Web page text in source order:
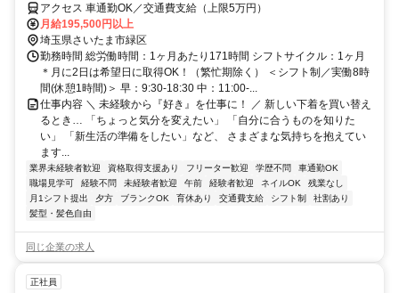
集)
アクセス 車通勤OK／交通費支給（上限5万円）
月給195,500円以上
埼玉県さいたま市緑区
勤務時間 総労働時間：1ヶ月あたり171時間 シフトサイクル：1ヶ月
＊月に2日は希望日に取得OK！（繁忙期除く） ＜シフト制／実働8時
間(休憩1時間)＞ 早：9:30-18:30 中：11:00-...
仕事内容 ＼ 未経験から『好き』を仕事に！ ／ 新しい下着を買い替え
るとき… 「ちょっと気分を変えたい」 「自分に合うものを知りた
い」 「新生活の準備をしたい」など、 さまざまな気持ちを抱えてい
ます...
業界未経験者歓迎 資格取得支援あり フリーター歓迎 学歴不問
車通勤OK
職場見学可
経験不問 未経験者歓迎 午前 経験者歓迎 ネイルOK
残業なし
月1シフト提出
夕方 ブランクOK 育休あり 交通費支給 シフト制
社割あり
髪型・髪色自由
同じ企業の求人
正社員